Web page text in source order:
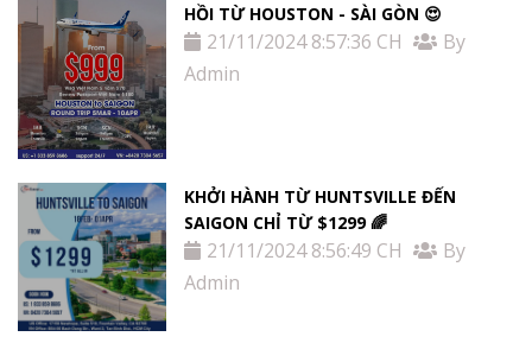
HỒI TỪ HOUSTON - SÀI GÒN 😍
21/11/2024 8:57:36 CH
By
Admin
KHỞI HÀNH TỪ HUNTSVILLE ĐẾN
SAIGON CHỈ TỪ $1299 🌈
21/11/2024 8:56:49 CH
By
Admin